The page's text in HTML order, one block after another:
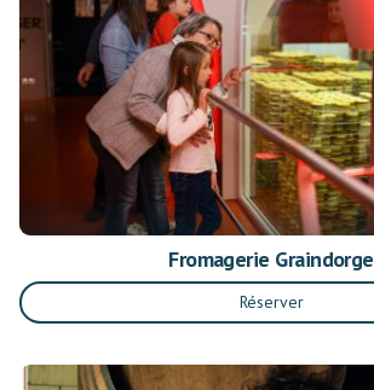
Fromagerie Graindorge
Réserver